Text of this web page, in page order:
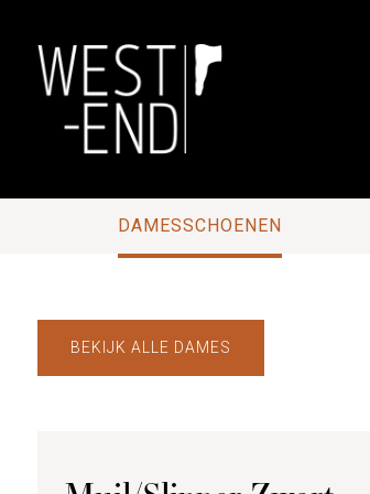
DAMESSCHOENEN
BEKIJK ALLE DAMES